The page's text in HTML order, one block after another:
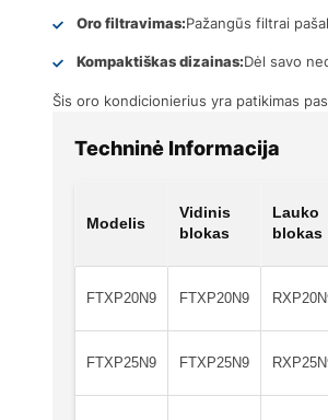
Oro filtravimas:Pažangūs filtrai
Kompaktiškas dizainas:Dėl savo
Šis oro kondicionierius yra patikimas
Techninė Informacija
Modelis
Vidinis
blokas
Lauko
blokas
FTXP20N9 FTXP20N9
FTXP25N9 FTXP25N9